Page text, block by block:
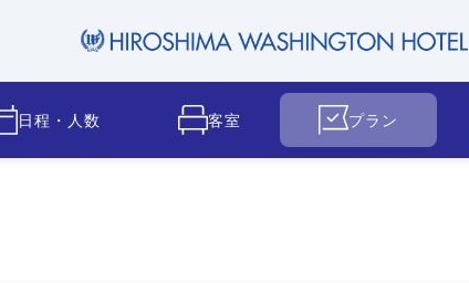
日程・人数 客室 プラン